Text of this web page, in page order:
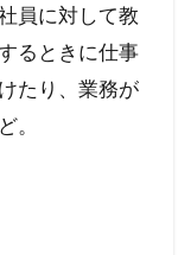
員に対して教
るときに仕事
たり、業務が
。